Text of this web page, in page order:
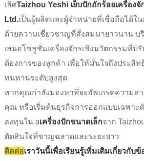
เลิศTaizhou Yeshi เย็บปักถักร้อยเครื่องจั
Ltd.เป็นผู้ผลิตและผู้จำหน่ายที่เชื่อถือได้ใ
ด้วยความเชี่ยวชาญที่สั่งสมมายาวนาน บ
เสนอโซลูชั่นเครื่องจักรเชิงนวัตกรรมที่ป
ต้องการของลูกค้า เพื่อให้มั่นใจถึงประสิ
ทนทานระดับสูงสุด
หากคุณกำลังมองหาที่จะอัพเกรดความส
คุณ หรือเริ่มต้นธุรกิจการออกแบบเฉพาะ
ลงทุนใน aเครื่องปักขนาดเล็กจาก
ตัดสินใจที่ชาญฉลาดและระยะยาว
ติดต่อเราวันนี้เพื่อเรียนรู้เพิ่มเติมเกี่ยวกับ